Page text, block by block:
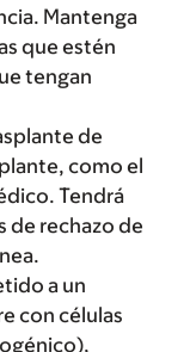
Mantenga
que estén
tengan
de
como el
Tendrá
de rechazo de
a un
con células